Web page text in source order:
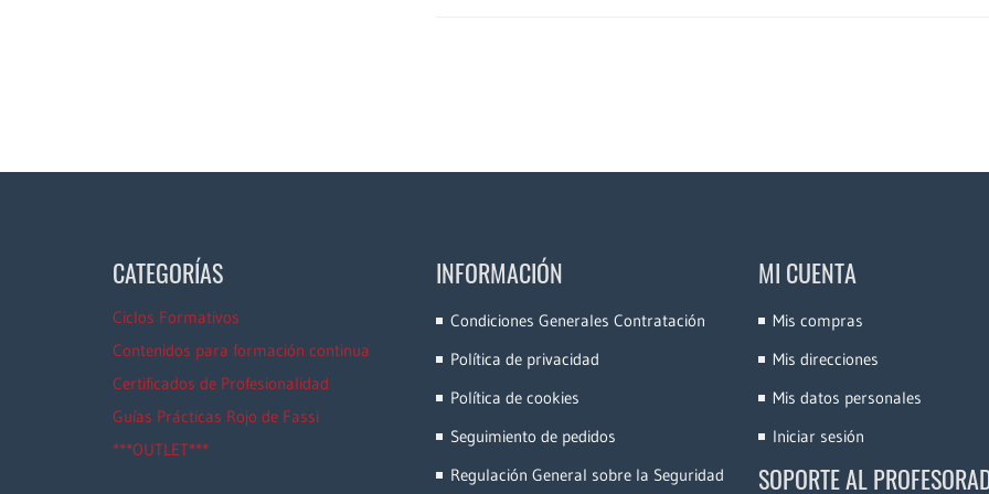
CATEGORÍAS
Ciclos Formativos
Contenidos para formación continua
Certificados de Profesionalidad
Guías Prácticas Rojo de Fassi
***OUTLET***
INFORMACIÓN
Condiciones Generales Contratación
Política de privacidad
Política de cookies
Seguimiento de pedidos
Regulación General sobre la Seguridad
MI CUENTA
Mis compras
Mis direcciones
Mis datos personales
Iniciar sesión
SOPORTE AL